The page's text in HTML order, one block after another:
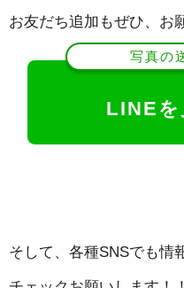
お友だち追加もぜひ、お
写真の
LINE
そして、各種SNSでも情